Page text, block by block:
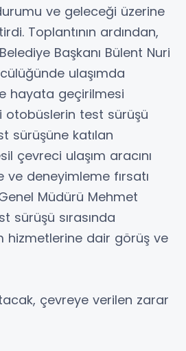
ve geleceği üzerine
Toplantının ardından,
Başkanı Bülent Nuri
ulaşımda
hayata geçirilmesi
otobüslerin test sürüşü
sürüşüne katılan
çevreci ulaşım aracını
ve deneyimleme fırsatı
Müdürü Mehmet
sürüşü sırasında
hizmetlerine dair görüş ve
çevreye verilen zarar